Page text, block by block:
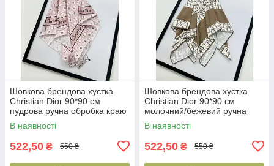
Шовкова брендова хустка
Christian Dior 90*90 см
пудрова ручна обробка краю
В наявності
522,50 ₴ 550 ₴
Шовкова брендова хустка
Christian Dior 90*90 см
молочний/бежевий ручна
обробка краю
В наявності
522,50 ₴ 550 ₴